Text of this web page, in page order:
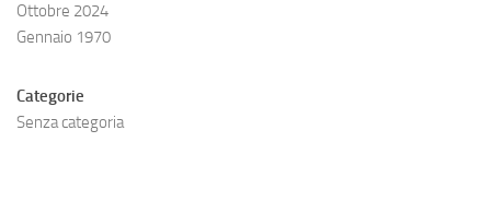
Ottobre 2024
Gennaio 1970
Categorie
Senza categoria